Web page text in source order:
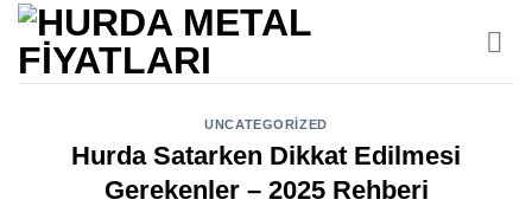
İçeriğe
atla
UNCATEGORIZED
Hurda Satarken Dikkat Edilmesi
Gerekenler – 2025 Rehberi